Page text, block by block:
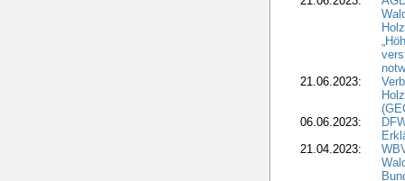
21.06.2023:
06.06.2023:
21.04.2023: